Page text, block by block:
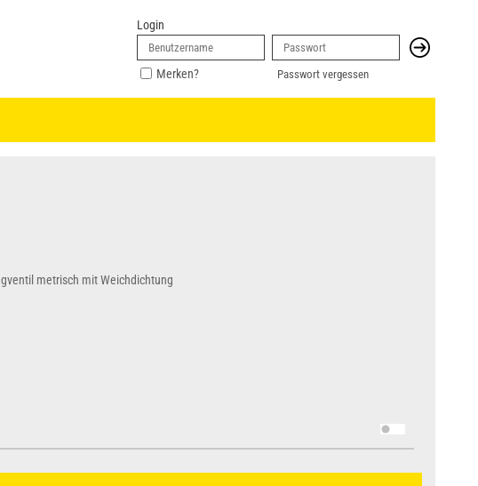
Login
Merken? Passwort vergessen
metrisch mit Weichdichtung